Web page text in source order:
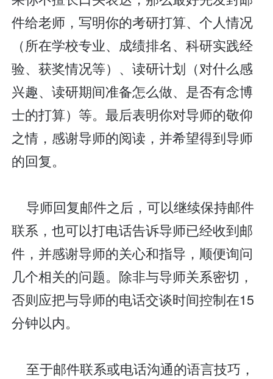
件给老师，写明你的考研打算、个人情况
（所在学校专业、成绩排名、科研实践经
验、获奖情况等）、读研计划（对什么感
兴趣、读研期间准备怎么做、是否有念博
士的打算）等。最后表明你对导师的敬仰
之情，感谢导师的阅读，并希望得到导师
的回复。
导师回复邮件之后，可以继续保持邮件
联系，也可以打电话告诉导师已经收到邮
件，并感谢导师的关心和指导，顺便询问
几个相关的问题。除非与导师关系密切，
否则应把与导师的电话交谈时间控制在15
分钟以内。
至于邮件联系或电话沟通的语言技巧，